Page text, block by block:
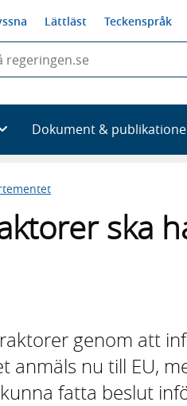
Lättläst Teckenspråk
Dokument &
ska
genom att
anmäls nu till EU,
fatta beslut